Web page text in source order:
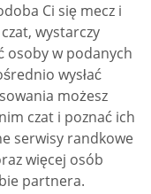
Ci się mecz i
wystarczy
osoby w podanych
wysłać
możesz
czat i poznać ich
serwisy randkowe
więcej osób
partnera.